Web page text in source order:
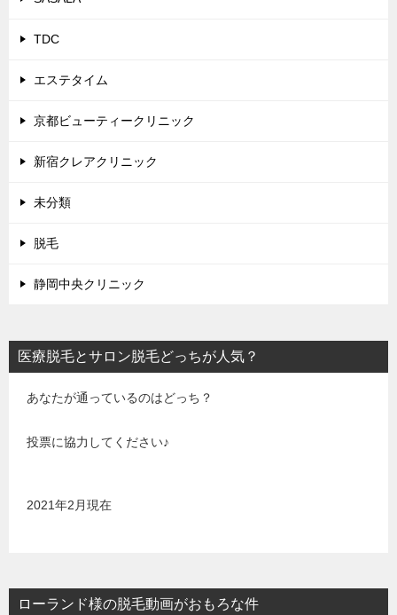
TDC
エステタイム
京都ビューティークリニック
新宿クレアクリニック
未分類
脱毛
静岡中央クリニック
医療脱毛とサロン脱毛どっちが人気？
あなたが通っているのはどっち？
投票に協力してください♪
2021年2月現在
ローランド様の脱毛動画がおもろな件